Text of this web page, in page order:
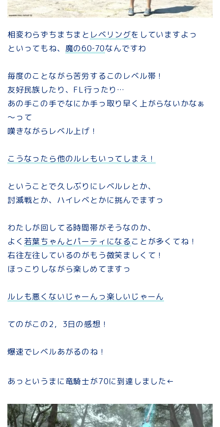
相変わらずちまちまと レベリングをしていますよっ
といってもね、 魔の60‐70なんですわ
毎度のことながら苦労するこのレベル帯！
友好民族したり、FL行ったり…
あの手この手でなにか手っ取り早く上がらないかなぁ
～って
嘆きながらレベル上げ！
こうなったら他のルレもいってしまえ！
ということで久しぶりにレベルレとか、
討滅戦とか、ハイレベとかに挑んでますっ
わたしが回してる時間帯がそうなのか、
よく 若葉ちゃんとパーティになることが多くてね！
右往左往しているのがもう微笑ましくて！
ほっこりしながら楽しめてますっ
ルレも悪くないじゃーんっ楽しいじゃーん
てのがこの2，3日の感想！
爆速でレベルあがるのね！
あっというまに竜騎士が70に到達しました←